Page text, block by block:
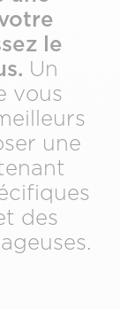
le
Un
vous
une
des